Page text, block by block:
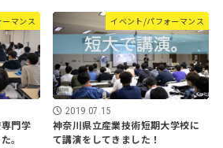
マンス
門学
。
イベント/パフォーマンス
2019.07.15
神奈川県立産業技術短期大学校に
て講演をしてきました！